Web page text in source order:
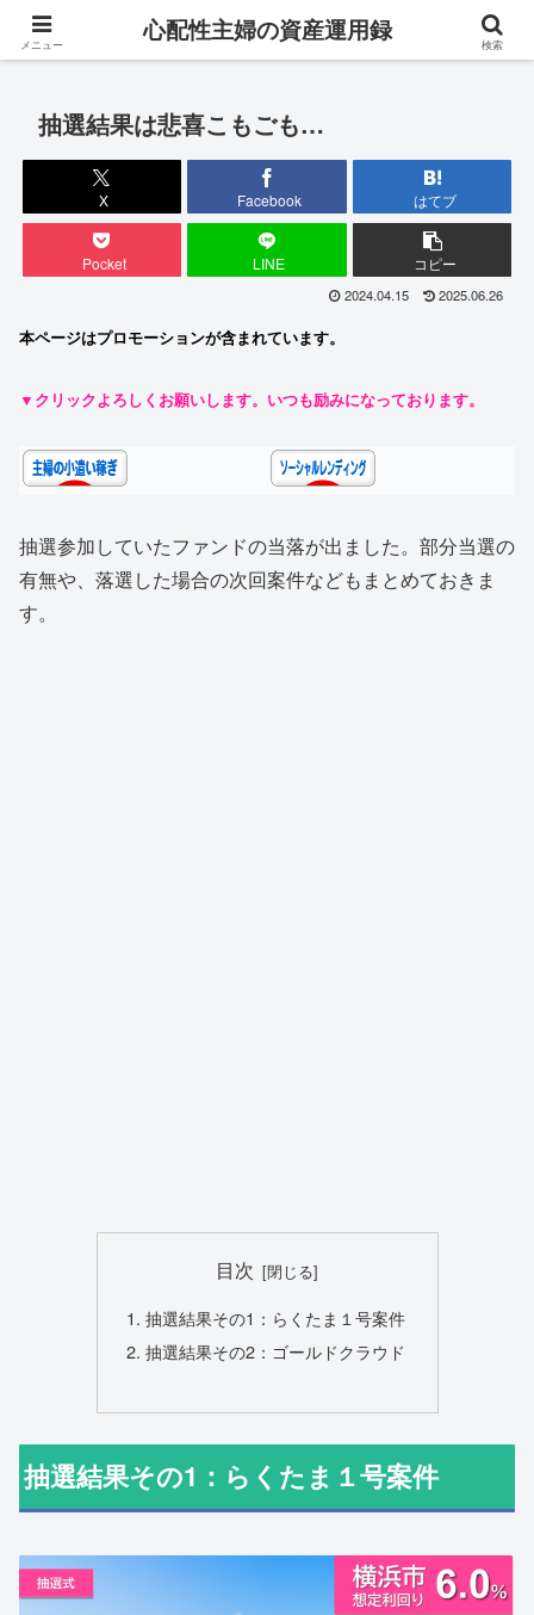
専業主婦が対人ストレス0・完全在宅でお金を稼ぐ成長ブログ
抽選結果は悲喜こもごも…
X Facebook はてブ
Pocket LINE コピー
2024.04.15 2025.06.26
本ページはプロモーションが含まれています。
▼クリックよろしくお願いします。いつも励みになっております。
抽選参加していたファンドの当落が出ました。部分当選の
有無や、落選した場合の次回案件などもまとめておきま
す。
目次
抽選結果その1：らくたま１号案件
抽選結果その2：ゴールドクラウド
抽選結果その1：らくたま１号案件
メニュー 心配性主婦の資産運用録 検索